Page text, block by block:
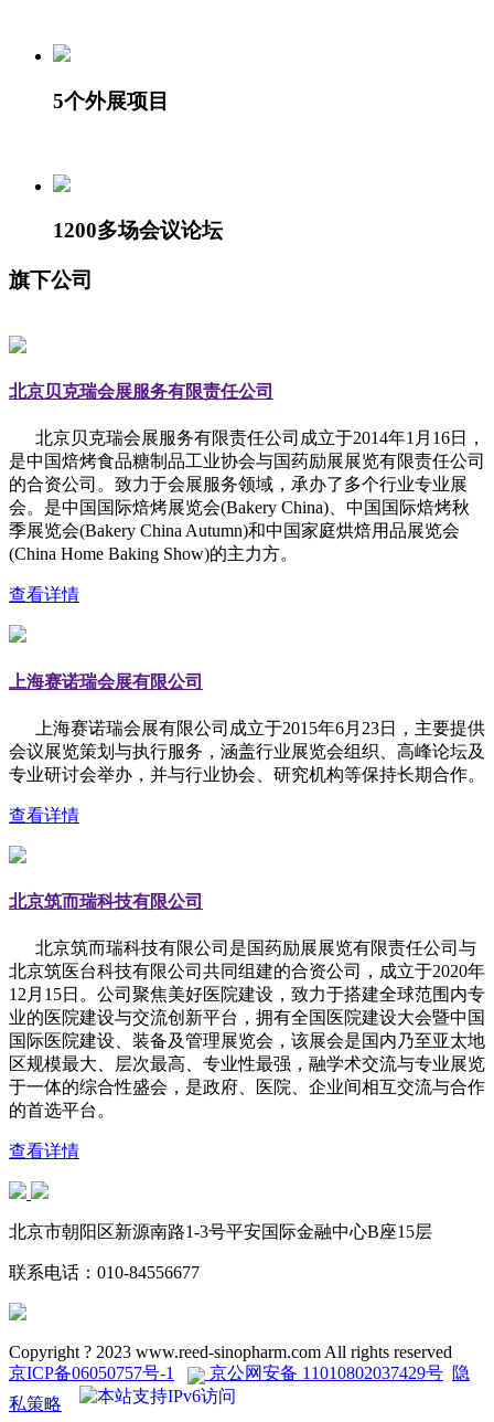
5个外展项目
1200多场会议论坛
旗下公司
北京贝克瑞会展服务有限责任公司
北京贝克瑞会展服务有限责任公司成立于2014年1月16日，
是中国焙烤食品糖制品工业协会与国药励展展览有限责任公司
的合资公司。致力于会展服务领域，承办了多个行业专业展
会。是中国国际焙烤展览会(Bakery China)、中国国际焙烤秋
季展览会(Bakery China Autumn)和中国家庭烘焙用品展览会
(China Home Baking Show)的主力方。
查看详情
上海赛诺瑞会展有限公司
上海赛诺瑞会展有限公司成立于2015年6月23日，主要提供
会议展览策划与执行服务，涵盖行业展览会组织、高峰论坛及
专业研讨会举办，并与行业协会、研究机构等保持长期合作。
查看详情
北京筑而瑞科技有限公司
北京筑而瑞科技有限公司是国药励展展览有限责任公司与
北京筑医台科技有限公司共同组建的合资公司，成立于2020年
12月15日。公司聚焦美好医院建设，致力于搭建全球范围内专
业的医院建设与交流创新平台，拥有全国医院建设大会暨中国
国际医院建设、装备及管理展览会，该展会是国内乃至亚太地
区规模最大、层次最高、专业性最强，融学术交流与专业展览
于一体的综合性盛会，是政府、医院、企业间相互交流与合作
的首选平台。
查看详情
北京市朝阳区新源南路1-3号平安国际金融中心B座15层
联系电话： 010-84556677
Copyright ? 2023 www.reed-sinopharm.com All rights reserved
京ICP备06050757号-1
京公网安备 11010802037429号 隐
私策略